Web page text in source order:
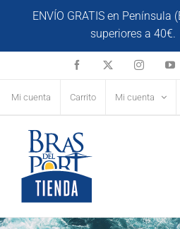
ENVÍO GRATIS en Península
superiores a 40€.
Facebook Instagram
Mi cuenta Carrito Mi cuenta